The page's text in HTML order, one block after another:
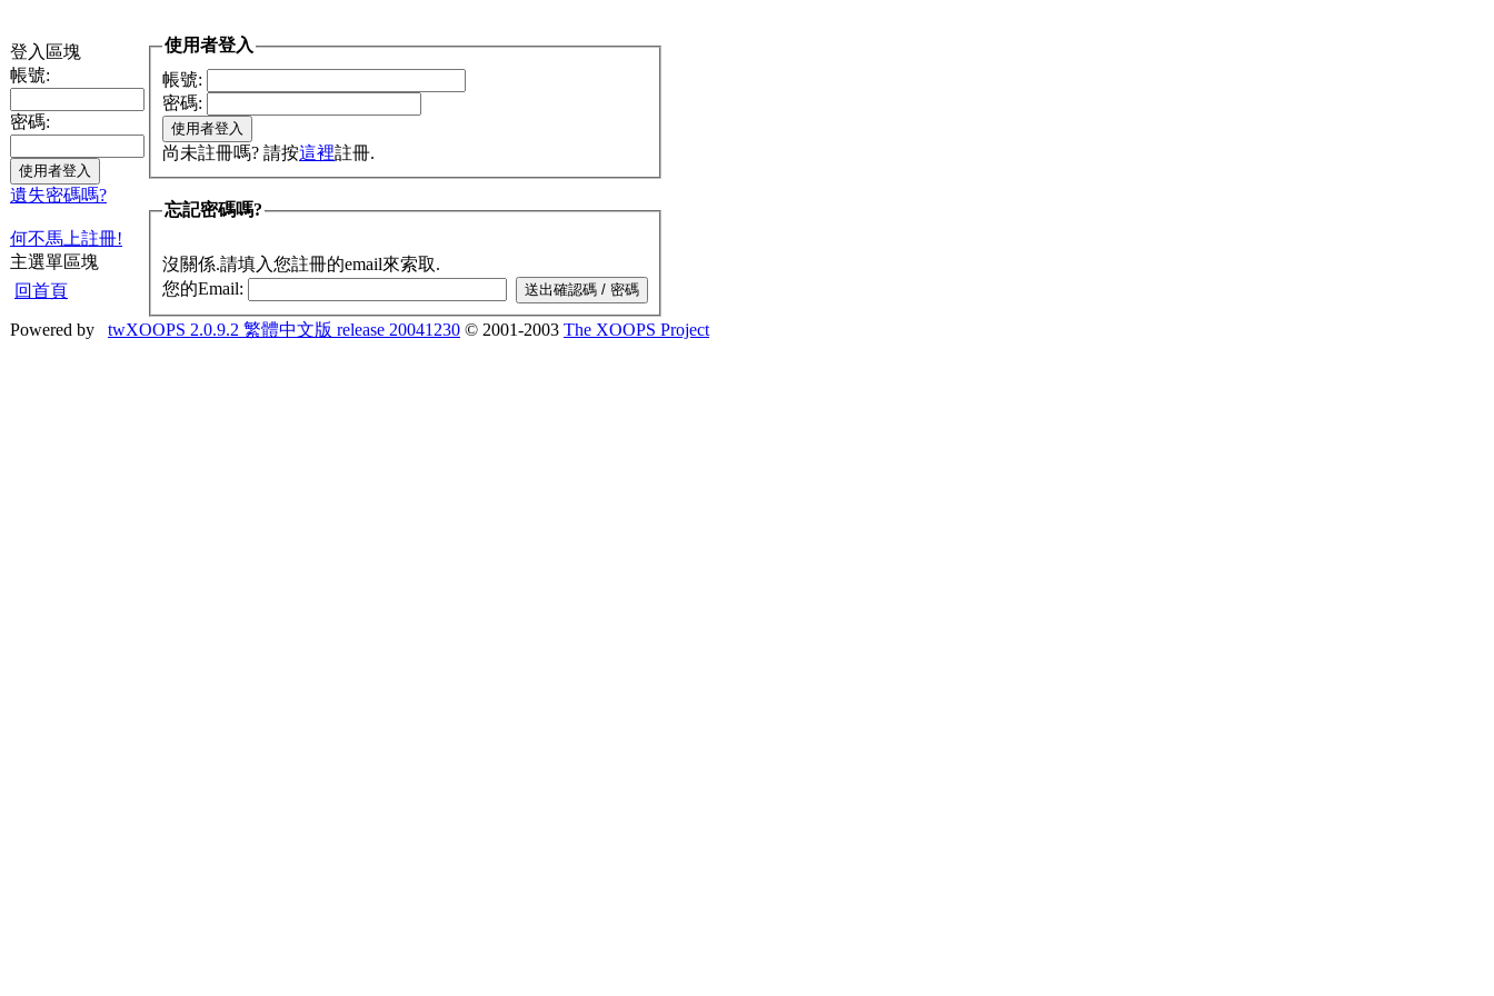
登入區塊
帳號:
密碼:
遺失密碼嗎?
何不馬上註冊!
主選單區塊
回首頁
使用者登入
帳號:
密碼:
尚未註冊嗎? 請按這裡註冊.
忘記密碼嗎?
沒關係.請填入您註冊的email來索取.
您的Email:
Powered by twXOOPS 2.0.9.2 繁體中文版 release 20041230 © 2001-2003 The XOOPS Project